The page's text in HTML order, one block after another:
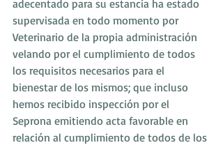
adecentado para su estancia ha estado
supervisada en todo momento por
Veterinario de la propia administración
velando por el cumplimiento de todos
los requisitos necesarios para el
bienestar de los mismos; que incluso
hemos recibido inspección por el
Seprona emitiendo acta favorable en
relación al cumplimiento de todos de los